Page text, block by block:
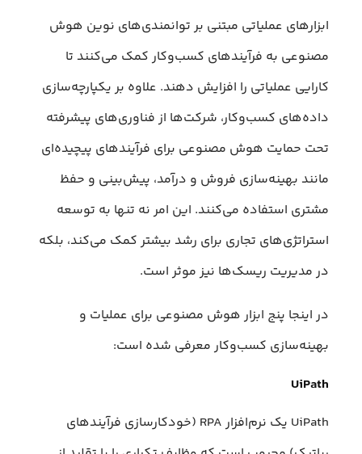
ابزارهای عملیاتی مبتنی بر توانمندی‌های نوین هوش
مصنوعی به فرآیندهای کسب‌وکار کمک می‌کنند تا
کارایی عملیاتی را افزایش دهند. علاوه بر یکپارچه‌سازی
داده‌های کسب‌وکار، شرکت‌ها از فناوری‌های پیشرفته
تحت حمایت هوش مصنوعی برای فرآیندهای پیچیده‌ای
مانند بهینه‌سازی فروش و درآمد، پیش‌بینی و حفظ
مشتری استفاده می‌کنند. این امر نه تنها به توسعه
استراتژی‌های تجاری برای رشد بیشتر کمک می‌کند، بلکه
در مدیریت ریسک‌ها نیز موثر است.
در اینجا پنج ابزار هوش مصنوعی برای عملیات و
بهینه‌سازی کسب‌وکار معرفی شده است:
UiPath
UiPath یک نرم‌افزار RPA (خودکارسازی فرآیندهای